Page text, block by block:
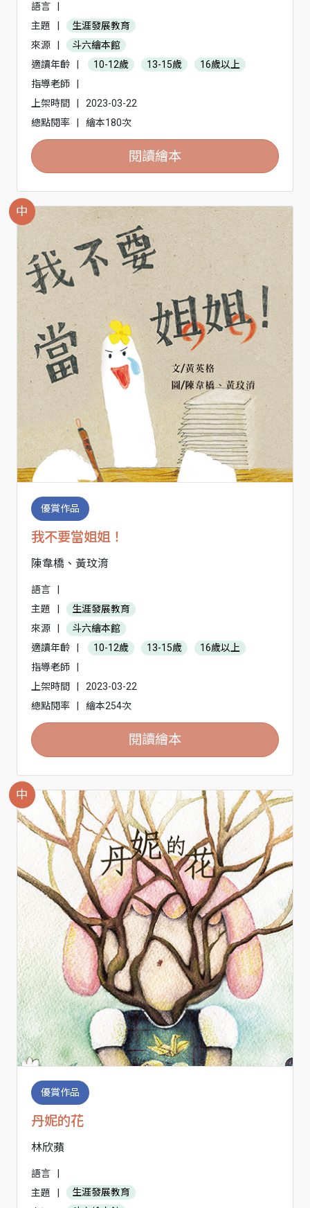
語言
主題
生涯發展教育
來源
斗六繪本館
適讀年齡
10-12歲 13-15歲
16歲以上
指導老師
上架時間
2023-03-22
總點閱率
繪本180次
閱讀繪本
中
優賞作品
我不要當姐姐！
陳韋橋、黃玟淯
語言
主題
生涯發展教育
來源
斗六繪本館
適讀年齡
10-12歲 13-15歲
16歲以上
指導老師
上架時間
2023-03-22
總點閱率
繪本254次
閱讀繪本
中
優賞作品
丹妮的花
林欣蘋
語言
|
主題
|
生涯發展教育